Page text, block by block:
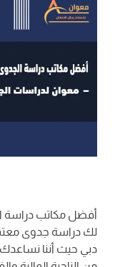
أفضل مكاتب دراسة
لك دراسة جدوى
دبي حيث أننا